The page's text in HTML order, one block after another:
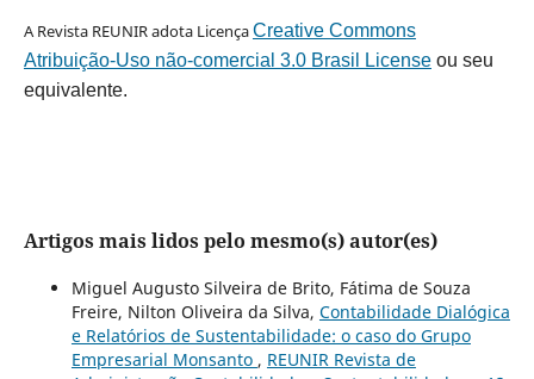
A Revista REUNIR adota LicençaCreative Commons
Atribuição-Uso não-comercial 3.0 Brasil Licenseou seu
equivalente.
Artigos mais lidos pelo mesmo(s) autor(es)
Miguel Augusto Silveira de Brito, Fátima de Souza
Freire, Nilton Oliveira da Silva, Contabilidade Dialógica
e Relatórios de Sustentabilidade: o caso do Grupo
Empresarial Monsanto , REUNIR Revista de